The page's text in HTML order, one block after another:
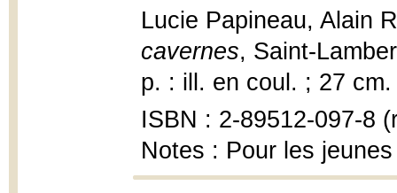
Lucie Papineau, Alain
cavernes, Saint-
p. : ill. en coul. ; 27 cm.
ISBN : 2-89512-097-8
Notes : Pour les